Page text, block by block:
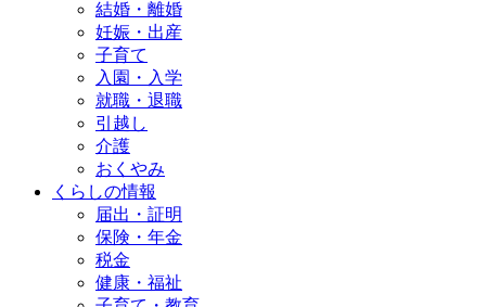
結婚・離婚
妊娠・出産
子育て
入園・入学
就職・退職
引越し
介護
おくやみ
くらしの情報
届出・証明
保険・年金
税金
健康・福祉